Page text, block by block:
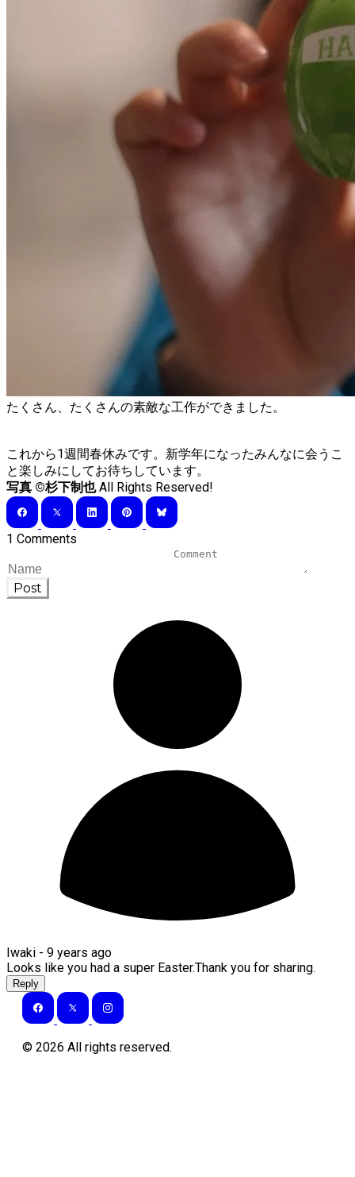
たくさん、たくさんの素敵な工作ができました。
​これから1週間春休みです。新学年になったみんなに会うこ
と楽しみにしてお待ちしています。
写真 ©杉下制也All Rights Reserved!
1 Comments
Post
Iwaki - 9 years ago
Looks like you had a super Easter.Thank you for sharing.
Reply
© 2026 All rights reserved.